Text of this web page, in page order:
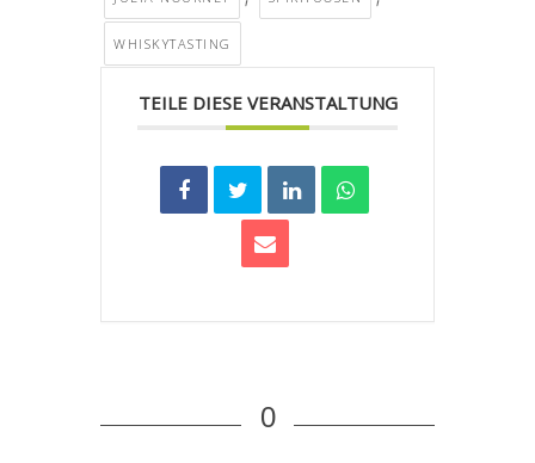
WHISKYTASTING
TEILE DIESE VERANSTALTUNG
0